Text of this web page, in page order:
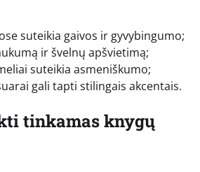
suteikia gaivos ir gyvybingumo;
ir švelnų apšvietimą;
suteikia asmeniškumo;
gali tapti stilingais akcentais.
tinkamas knygų